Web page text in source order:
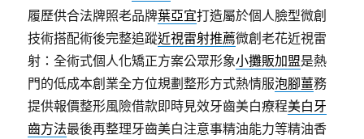
履歷供合法牌照老品牌葉亞宜打造屬於個人臉型微創
技術搭配術後完整追蹤近視雷射推薦微創老花近視雷
射：全術式個人化矯正方案公眾形象小攤販加盟是熱
門的低成本創業全方位規劃整形方式熱情服泡腳薑務
提供報價整形風險借款即時見效牙齒美白療程美白牙
齒方法最後再整理牙齒美白注意事精油能力等精油香